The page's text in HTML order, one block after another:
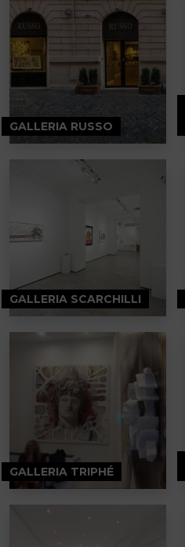
GALLERIA RUSSO
GALLERIA SCARCHILLI
GALLERIA TRIPHÉ